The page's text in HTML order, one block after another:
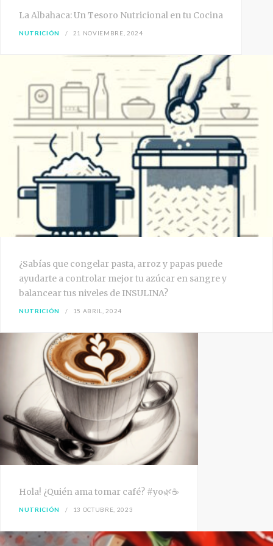
La Albahaca: Un Tesoro Nutricional en tu Cocina
NUTRICIÓN 21 NOVIEMBRE, 2024
¿Sabías que congelar pasta, arroz y papas puede
ayudarte a controlar mejor tu azúcar en sangre y
balancear tus niveles de INSULINA?
NUTRICIÓN 15 ABRIL, 2024
Hola! ¿Quién ama tomar café? #yo🌿☕
NUTRICIÓN 13 OCTUBRE, 2023